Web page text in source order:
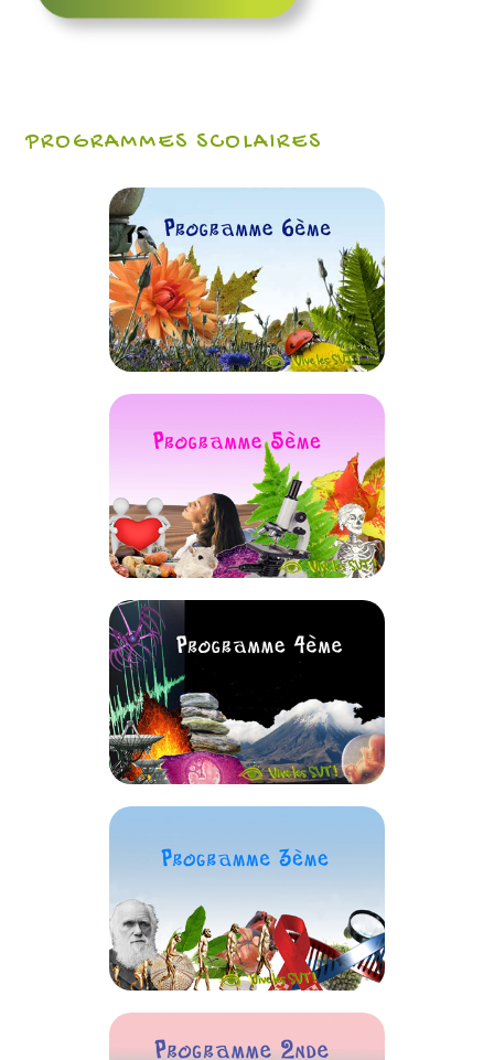
PROGRAMMES SCOLAIRES